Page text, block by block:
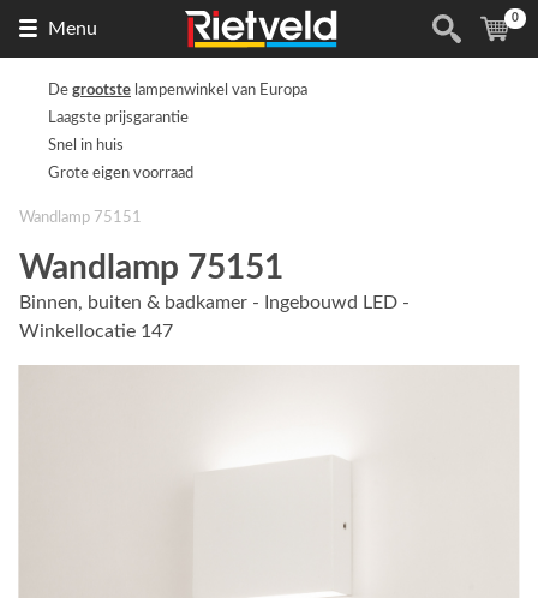
Menu
de
(
0
De grootste lampenwinkel van Europa
Laagste prijsgarantie
Snel in huis
Grote eigen voorraad
Wandlamp 75151
Wandlamp 75151
Binnen, buiten & badkamer - Ingebouwd LED -
Winkellocatie 147